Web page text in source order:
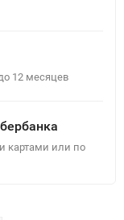
12 месяцев
картами или по